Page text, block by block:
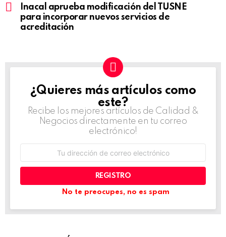
Inacal aprueba modificación del TUSNE
para incorporar nuevos servicios de
acreditación
NEWSLETTER
¿Quieres más artículos como
este?
Recibe los mejores artículos de Calidad &
Negocios directamente en tu correo
electrónico!
correo
No te preocupes, no es spam